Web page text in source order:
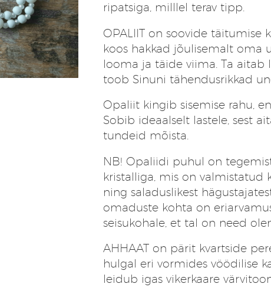
ripatsiga, milllel terav tipp.
OPALIIT on soovide täitumise
koos hakkad jõulisemalt oma
looma ja täide viima. Ta
toob Sinuni tähendusrikkad
Opaliit kingib sisemise rahu,
Sobib ideaalselt lastele, sest
tundeid mõista.
NB! Opaliidi puhul on
kristalliga, mis on valmistatud
ning saladuslikest
omaduste kohta on
seisukohale, et tal on need
AHHAAT on pärit kvartside
hulgal eri vormides vöödilise
leidub igas vikerkaare